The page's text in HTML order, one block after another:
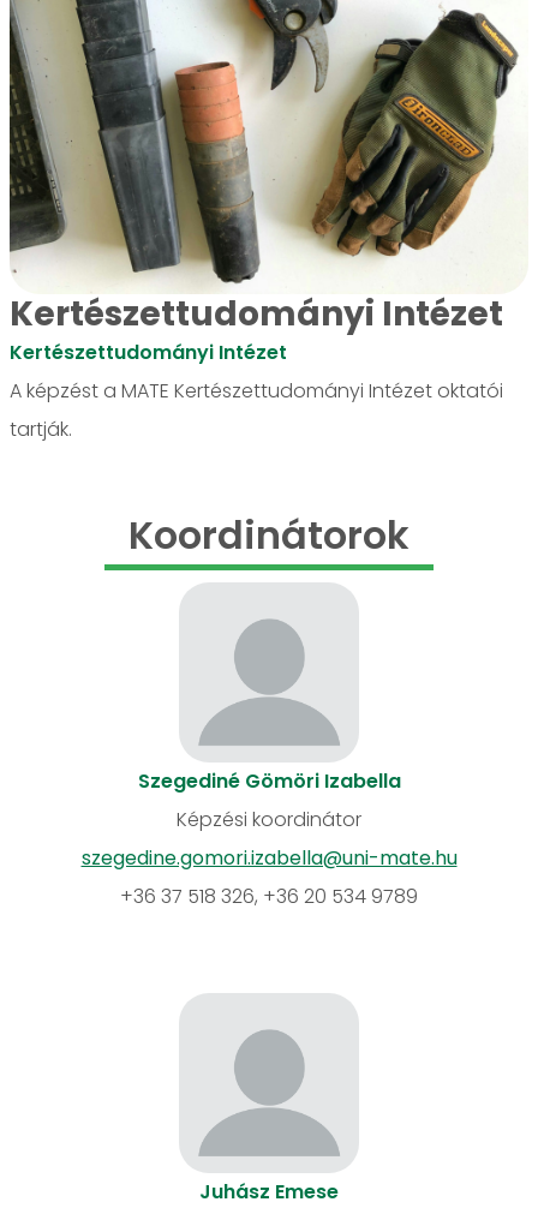
Kertészettudományi Intézet
Kertészettudományi Intézet
A képzést a MATE Kertészettudományi Intézet oktatói
tartják.
Koordinátorok
Szegediné Gömöri Izabella
Képzési koordinátor
szegedine.gomori.izabella@uni-mate.hu
+36 37 518 326, +36 20 534 9789
Juhász Emese